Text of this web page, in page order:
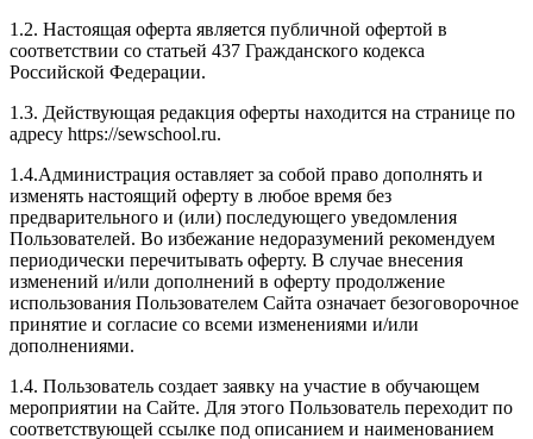
1.2. Настоящая оферта является публичной офертой в
соответствии со статьей 437 Гражданского кодекса
Российской Федерации.
1.3. Действующая редакция оферты находится на странице по
адресу https://sewschool.ru.
1.4.Администрация оставляет за собой право дополнять и
изменять настоящий оферту в любое время без
предварительного и (или) последующего уведомления
Пользователей. Во избежание недоразумений рекомендуем
периодически перечитывать оферту. В случае внесения
изменений и/или дополнений в оферту продолжение
использования Пользователем Сайта означает безоговорочное
принятие и согласие со всеми изменениями и/или
дополнениями.
1.4. Пользователь создает заявку на участие в обучающем
мероприятии на Сайте. Для этого Пользователь переходит по
соответствующей ссылке под описанием и наименованием